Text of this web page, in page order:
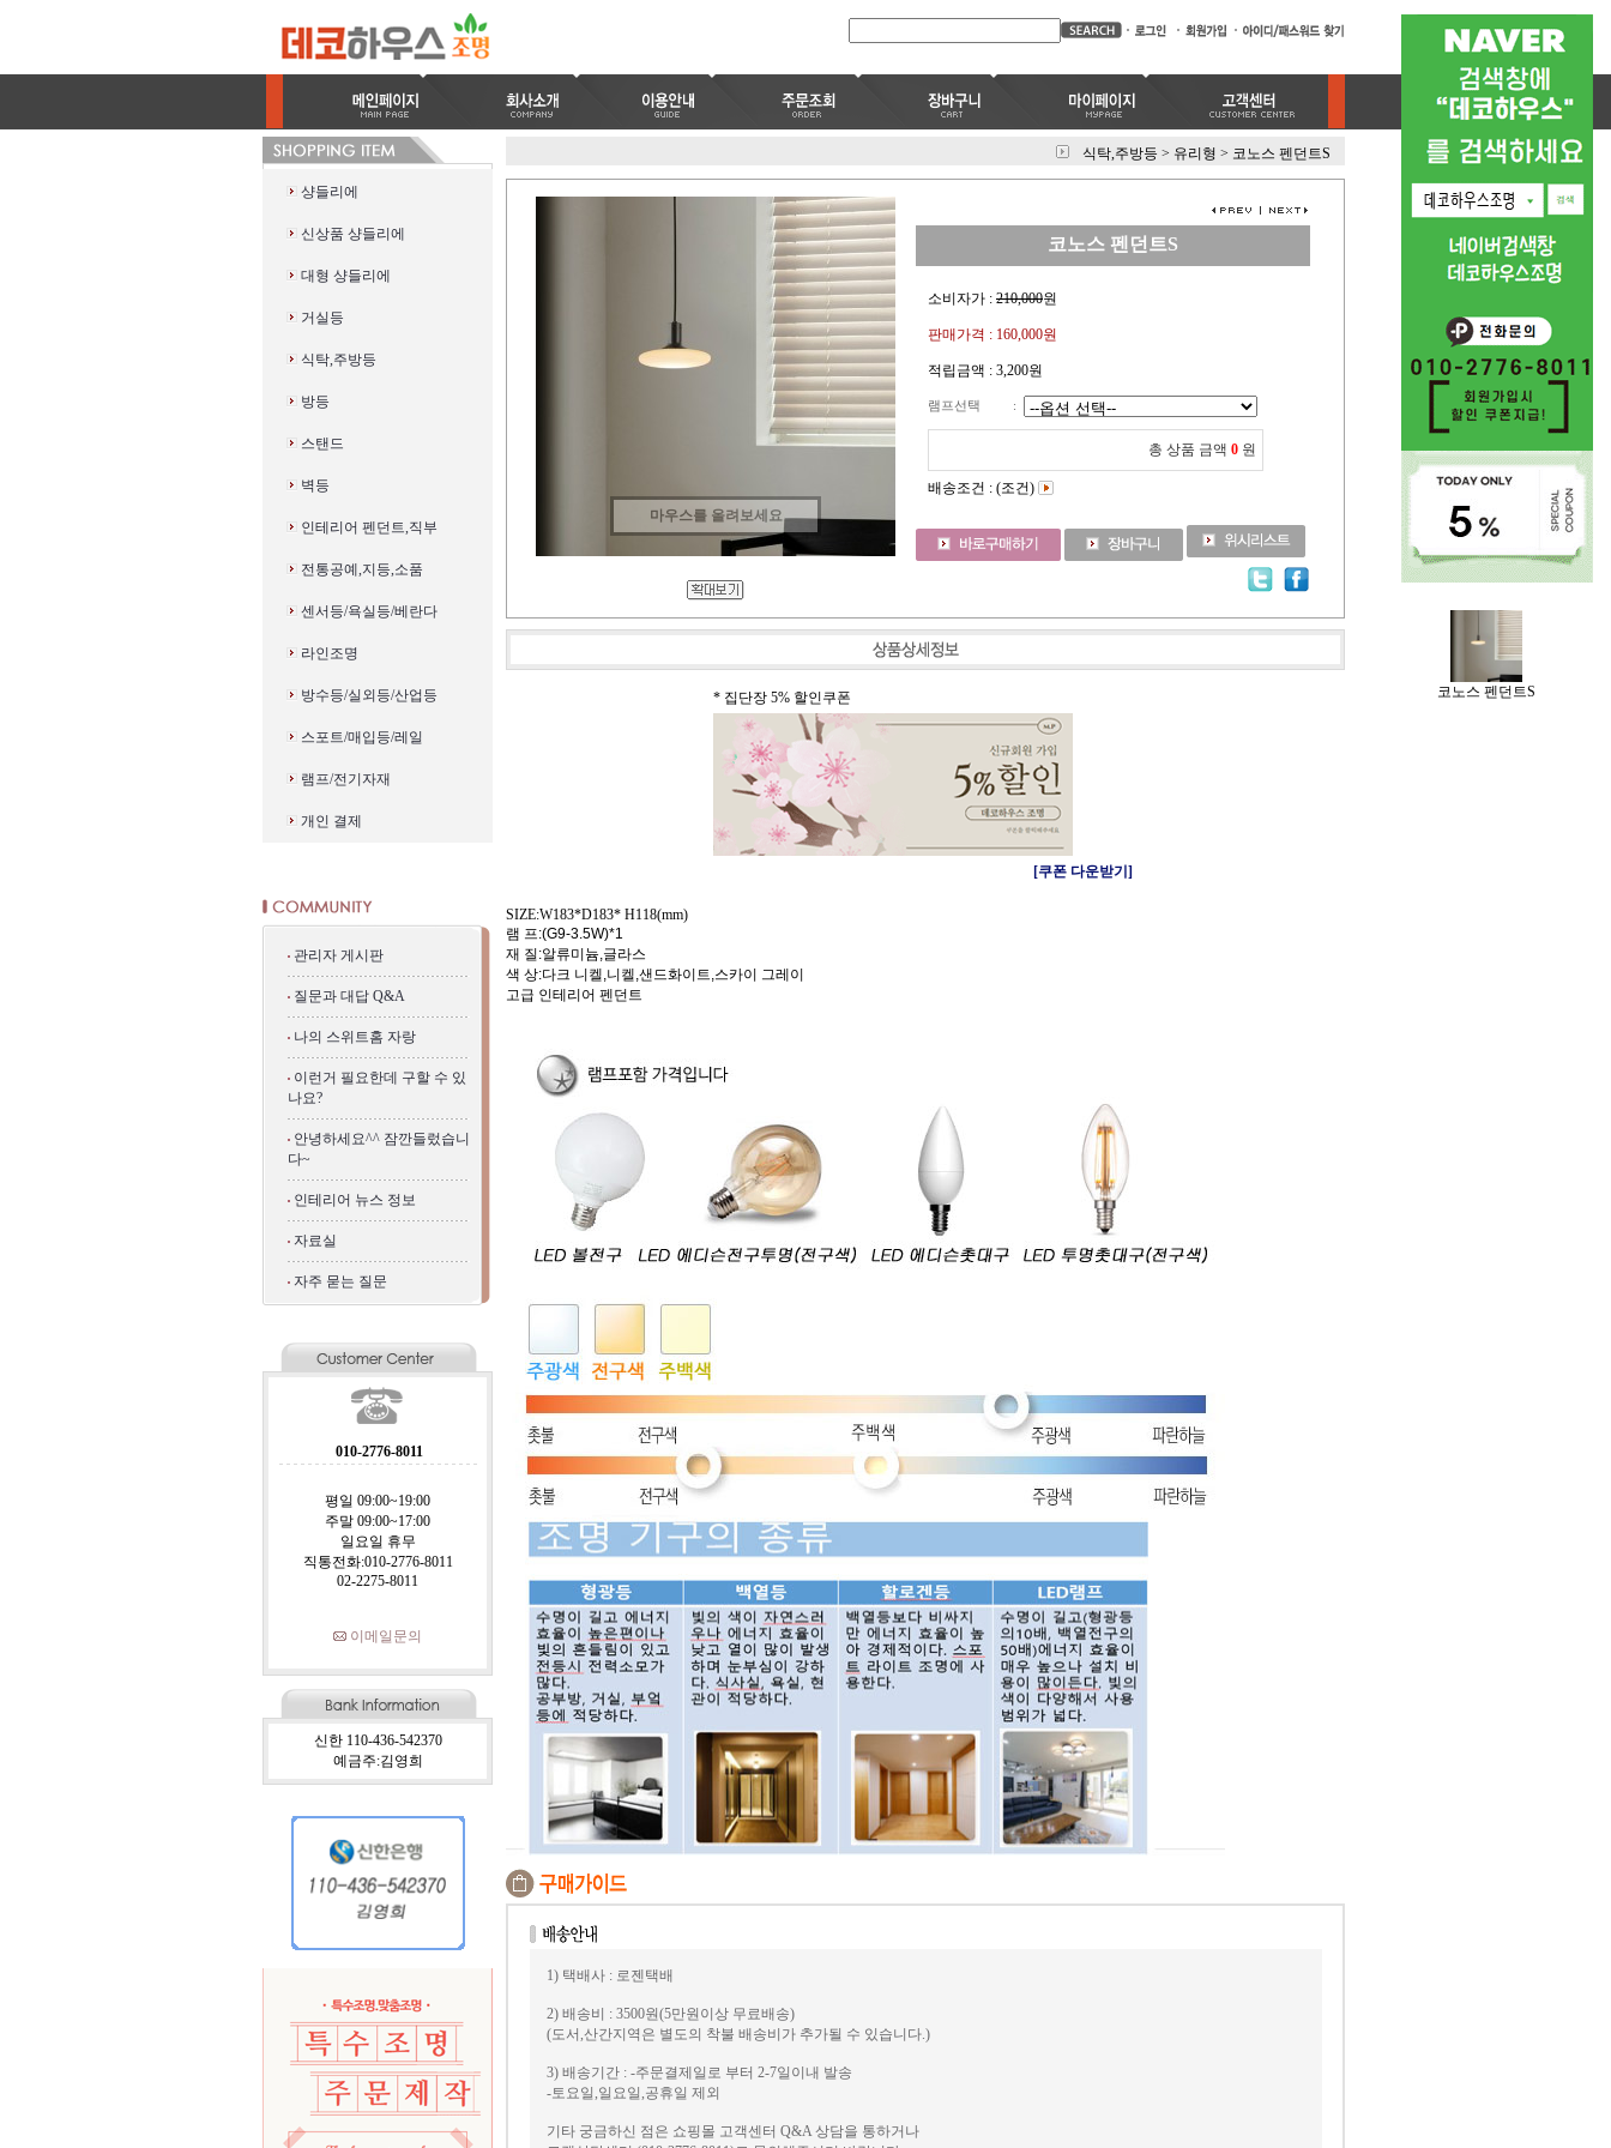
샹들리에
신상품 샹들리에
대형 샹들리에
거실등
식탁,주방등
방등
스탠드
벽등
인테리어 펜던트,직부
전통공예,지등,소품
센서등/욕실등/베란다
라인조명
방수등/실외등/산업등
스포트/매입등/레일
램프/전기자재
개인 결제
관리자 게시판
질문과 대답 Q&A
나의 스위트홈 자랑
이런거 필요한데 구할 수 있
나요?
안녕하세요^^ 잠깐들렀습니
다~
인테리어 뉴스 정보
자료실
자주 묻는 질문
010-2776-8011
평일 09:00~19:00
주말 09:00~17:00
일요일 휴무
직통전화:010-2776-8011
02-2275-8011
이메일문의
신한 110-436-542370
예금주:김영희
식탁,주방등 > 유리형 > 코노스 펜던트S
마우스를 올려보세요
코노스 펜던트S
소비자가 : 210,000원
판매가격 : 160,000원
적립금액 : 3,200원
램프선택 :
총 상품 금액 0 원
배송조건 : (조건)
* 집단장 5% 할인쿠폰
[쿠폰 다운받기]
SIZE:W183*D183* H118(mm)
램 프:(G9-3.5W)*1
재 질:알류미늄,글라스
색 상:다크 니켈,니켈,샌드화이트,스카이 그레이
고급 인테리어 펜던트
1) 택배사 : 로젠택배
2) 배송비 : 3500원(5만원이상 무료배송)
(도서,산간지역은 별도의 착불 배송비가 추가될 수 있습니다.)
3) 배송기간 : -주문결제일로 부터 2-7일이내 발송
-토요일,일요일,공휴일 제외
기타 궁금하신 점은 쇼핑몰 고객센터 Q&A 상담을 통하거나
코노스 펜던트S